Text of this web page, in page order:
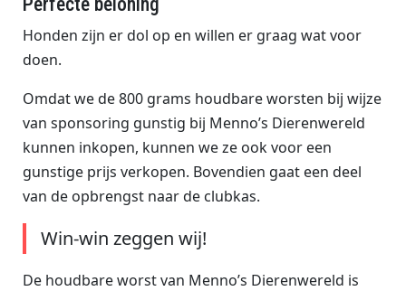
Honden zijn er dol op en willen er graag wat voor
doen.
Omdat we de 800 grams houdbare worsten bij wijze
van sponsoring gunstig bij Menno’s Dierenwereld
kunnen inkopen, kunnen we ze ook voor een
gunstige prijs verkopen. Bovendien gaat een deel
van de opbrengst naar de clubkas.
Win-win zeggen wij!
De houdbare worst van Menno’s Dierenwereld is